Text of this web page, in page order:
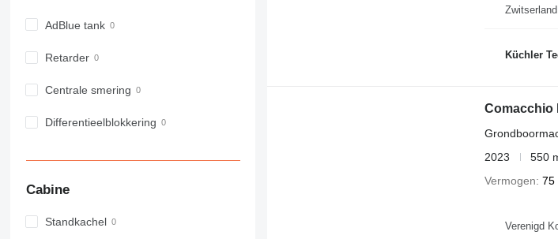
AdBlue tank
Retarder
Centrale smering
Differentieelblokkering
Cabine
Standkachel
Küchler
Comacchio
2023
550
Vermogen 75
Verenigd